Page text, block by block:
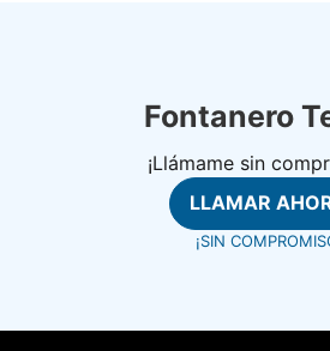
Fontanero
¡Llámame sin
LLAMAR
¡SIN